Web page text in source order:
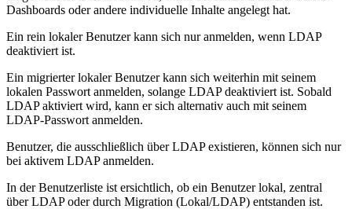
Dashboards oder andere individuelle Inhalte angelegt hat.
Ein rein lokaler Benutzer kann sich nur anmelden, wenn LDAP
deaktiviert ist.
Ein migrierter lokaler Benutzer kann sich weiterhin mit seinem
lokalen Passwort anmelden, solange LDAP deaktiviert ist. Sobald
LDAP aktiviert wird, kann er sich alternativ auch mit seinem
LDAP‑Passwort anmelden.
Benutzer, die ausschließlich über LDAP existieren, können sich nur
bei aktivem LDAP anmelden.
In der Benutzerliste ist ersichtlich, ob ein Benutzer lokal, zentral
über LDAP oder durch Migration (Lokal/LDAP) entstanden ist.